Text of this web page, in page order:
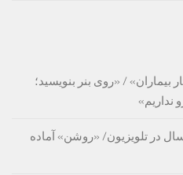
/ «روی بنر بنویسید؛
نداریم»
حسین پاکدل پس از ۳۳ سال در تلویزیون/ «روشن» آماده